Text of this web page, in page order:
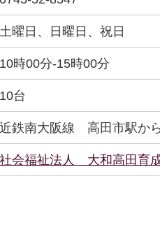
土曜日、日曜日、祝日
10時00分-15時00分
10台
近鉄南大阪線 高田市駅か
社会福祉法人 大和高田育